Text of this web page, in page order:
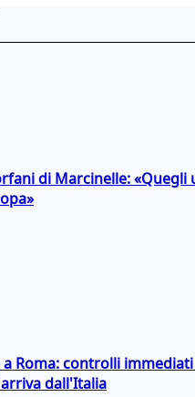
di Marcinelle: «Quegli
Roma: controlli
dall'Italia